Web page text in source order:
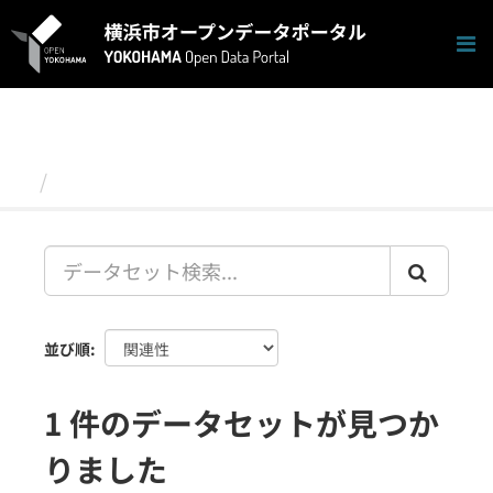
キ
並び順
1 件のデータセットが見つか
りました